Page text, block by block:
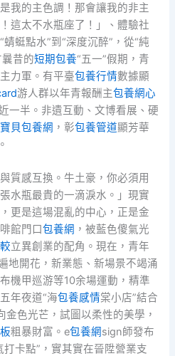
我的主色調！那會讓我的非主
這太不水瓶座了！」、體驗社
蜓點水”到“深度沉醉”，從“純
曩昔的短期包養“五一”假期，青
力軍。有平臺包養行情數據顯
游人群以年青報酬主包養網心
一半。非遺互動、文博看展、硬
貝包養網 ，彰包養管道顯芳華
質感互換。牛土豪，你必須用
水瓶最貴的一滴淚水。」現實
更是這場混亂的中心，正是金
館門口包養網 ，被藍色傻氣光
立異創業的配角。現在，青年
地開花，新業態、新場景不竭涌
機甲巡游等10余場運動，精準
年夜道“海包養感情棠小店”結合
色光芒，試圖以柔性的美學，
粗暴財富。e包養網sign師發布
卡點”，實其實在晉陞營業支